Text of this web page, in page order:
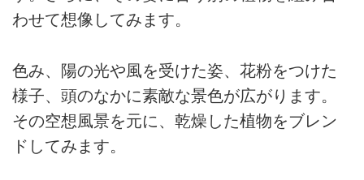
わせて想像してみます。
色み、陽の光や風を受けた姿、花粉をつけた
様子、頭のなかに素敵な景色が広がります。
その空想風景を元に、乾燥した植物をブレン
ドしてみます。